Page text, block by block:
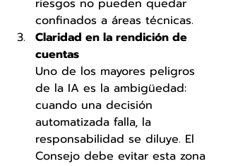
riesgos no pueden quedar
confinados a áreas técnicas.
Claridad en la rendición de
cuentas
Uno de los mayores peligros
de la IA es la ambigüedad:
cuando una decisión
automatizada falla, la
responsabilidad se diluye. El
Consejo debe evitar esta zona